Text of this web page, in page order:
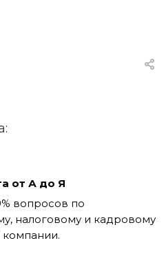
от А до Я
вопросов по
налоговому и кадровому
компании.